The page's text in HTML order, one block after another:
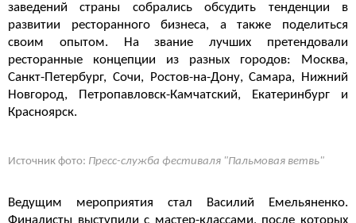
заведений страны собрались обсудить тенденции в
развитии ресторанного бизнеса, а также поделиться
своим опытом. На звание лучших претендовали
ресторанные концепции из разных городов: Москва,
Санкт-Петербург, Сочи, Ростов-на-Дону, Самара, Нижний
Новгород, Петропавловск-Камчатский, Екатеринбург и
Красноярск.
Источник фото: Пресс-служба фестиваля "Пальмовая ветвь"
Ведущим мероприятия стал Василий Емельяненко.
Финалисты выступили с мастер-классами, после которых